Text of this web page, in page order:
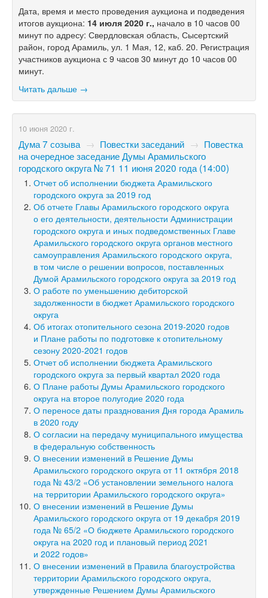
Дата, время и место проведения аукциона и подведения
итогов аукциона: 14 июля 2020 г., начало в 10 часов 00
минут по адресу: Свердловская область, Сысертский
район, город Арамиль, ул. 1 Мая, 12, каб. 20. Регистрация
участников аукциона с 9 часов 30 минут до 10 часов 00
минут.
Читать дальше →
10 июня 2020 г.
Дума 7 созыва → Повестки заседаний → Повестка
на очередное заседание Думы Арамильского
городского округа № 71 11 июня 2020 года (14:00)
Отчет об исполнении бюджета Арамильского
городского округа за 2019 год
Об отчете Главы Арамильского городского округа
о его деятельности, деятельности Администрации
городского округа и иных подведомственных Главе
Арамильского городского округа органов местного
самоуправления Арамильского городского округа,
в том числе о решении вопросов, поставленных
Думой Арамильского городского округа за 2019 год
О работе по уменьшению дебиторской
задолженности в бюджет Арамильского городского
округа
Об итогах отопительного сезона 2019-2020 годов
и Плане работы по подготовке к отопительному
сезону 2020-2021 годов
Отчет об исполнении бюджета Арамильского
городского округа за первый квартал 2020 года
О Плане работы Думы Арамильского городского
округа на второе полугодие 2020 года
О переносе даты празднования Дня города Арамиль
в 2020 году
О согласии на передачу муниципального имущества
в федеральную собственность
О внесении изменений в Решение Думы
Арамильского городского округа от 11 октября 2018
года № 43/2 «Об установлении земельного налога
на территории Арамильского городского округа»
О внесении изменений в Решение Думы
Арамильского городского округа от 19 декабря 2019
года № 65/2 «О бюджете Арамильского городского
округа на 2020 год и плановый период 2021
и 2022 годов»
О внесении изменений в Правила благоустройства
территории Арамильского городского округа,
утвержденные Решением Думы Арамильского